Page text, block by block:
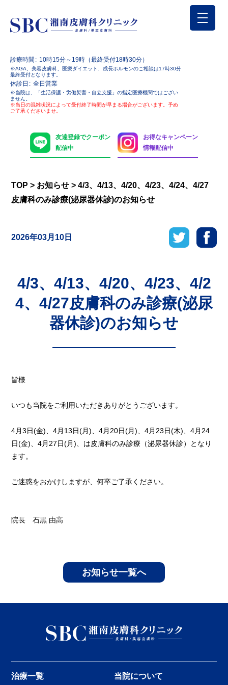
診療時間 10時15分～19時（最終受付18時30分）
※AGA、美容皮膚科、医療ダイエット、成長ホルモンのご相談は17時30分
最終受付となります。
休診日 全日営業
※当院は、「生活保護・労働災害・自立支援」の指定医療機関ではござい
ません。
※当日の混雑状況によって受付終了時間が早まる場合がございます。予め
ご了承くださいませ。
友達登録でクーポン
配信中
お得なキャンペーン
情報配信中
TOP > お知らせ >4/3、4/13、4/20、4/23、4/24、4/27
皮膚科のみ診療(泌尿器休診)のお知らせ
2026年03月10日
4/3、4/13、4/20、4/23、4/2
4、4/27皮膚科のみ診療(泌尿
器休診)のお知らせ
皆様
いつも当院をご利用いただきありがとうございます。
4月3日(金)、4月13日(月)、4月20日(月)、4月23日(木)、4月24
日(金)、4月27日(月)、は皮膚科のみ診療（泌尿器休診）となり
ます。
ご迷惑をおかけしますが、何卒ご了承ください。
院長 石黒 由高
お知らせ一覧へ
治療一覧 当院について